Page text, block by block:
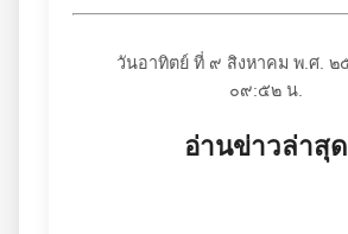
วันอาทิตย์ ที่ ๙ สิงหาคม พ.ศ. ๒
๐๙:๕๒ น.
อ่านข่าวล่าสุด